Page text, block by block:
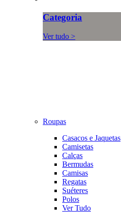
Categoria
Ver tudo >
Roupas
Casacos e Jaquetas
Camisetas
Calças
Bermudas
Camisas
Regatas
Suéteres
Polos
Ver Tudo